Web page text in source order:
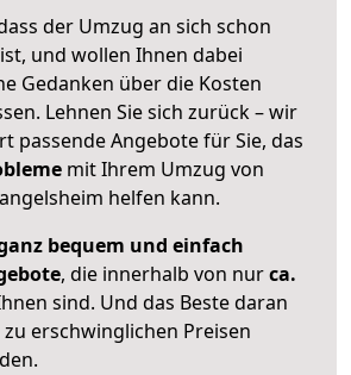
der Umzug an sich schon
und wollen Ihnen dabei
Gedanken über die Kosten
Lehnen Sie sich zurück – wir
passende Angebote für Sie, das
mit Ihrem Umzug von
helfen kann.
bequem und einfach
, die innerhalb von nurca.
sind. Und das Beste daran
zu erschwinglichen Preisen